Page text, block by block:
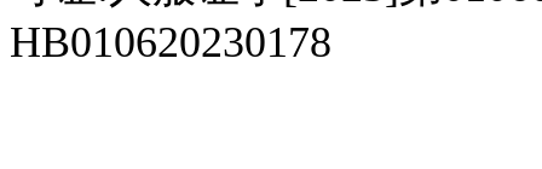
HB010620230178